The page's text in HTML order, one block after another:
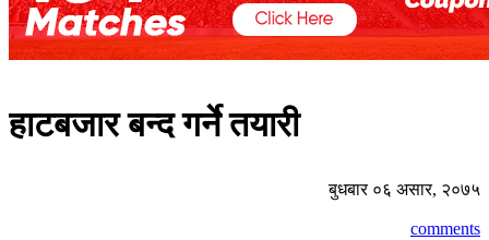
हाटबजार बन्द गर्ने तयारी
बुधबार ०६ असार, २०७५
comments